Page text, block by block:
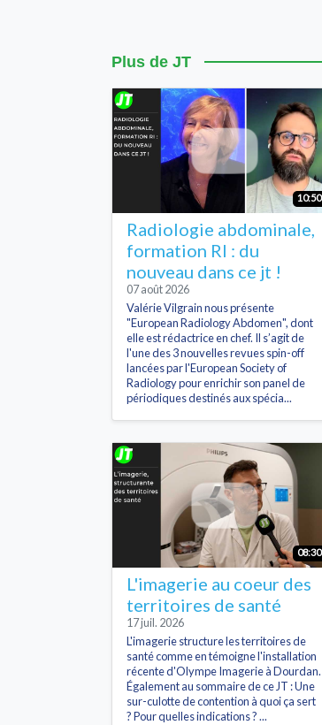
Plus de JT
10:50
Radiologie abdominale,
formation RI : du
nouveau dans ce jt !
07 août 2026
Valérie Vilgrain nous présente
"European Radiology Abdomen", dont
elle est rédactrice en chef. Il s’agit de
l'une des 3 nouvelles revues spin-off
lancées par l'European Society of
Radiology pour enrichir son panel de
périodiques destinés aux spécia...
08:30
L'imagerie au coeur des
territoires de santé
17 juil. 2026
L'imagerie structure les territoires de
santé comme en témoigne l'installation
récente d'Olympe Imagerie à Dourdan.
Également au sommaire de ce JT : Une
sur-culotte de contention à quoi ça sert
? Pour quelles indications ? ...